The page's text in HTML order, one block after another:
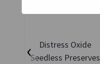
Distress Oxide
Seedless Preserves
‹